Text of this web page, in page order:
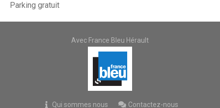
Parking gratuit
Avec France Bleu Hérault
Qui sommes nous Contactez-nous